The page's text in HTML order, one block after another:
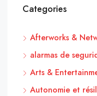
Categories
Afterworks &
alarmas de
Arts &
Autonomie et